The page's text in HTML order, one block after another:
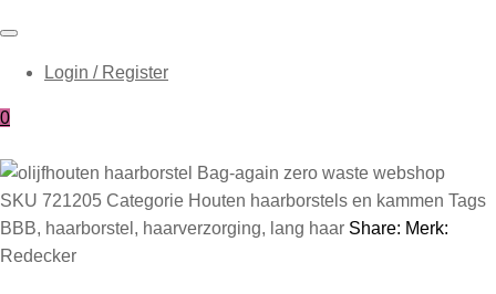
Login / Register
0
SKU 721205 Categorie Houten haarborstels en kammen Tags
BBB, haarborstel , haarverzorging, lang haar Share: Merk:
Redecker